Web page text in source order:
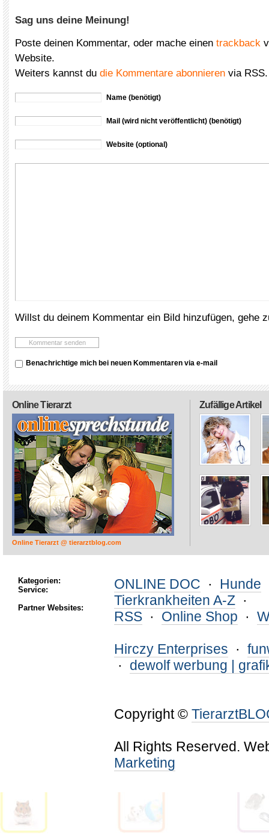
Sag uns deine Meinung!
Poste deinen Kommentar, oder mache einen trackback
Website.
Weiters kannst du die Kommentare abonnieren via RSS.
Name (benötigt)
Mail (wird nicht veröffentlicht) (benötigt)
Website (optional)
Willst du deinem Kommentar ein Bild hinzufügen, gehe
Benachrichtige mich bei neuen Kommentaren via e-mail
Zufällige Artikel
Online Tierarzt
Online Tierarzt @ tierarztblog.com
Kategorien:
Service:
Partner Websites:
ONLINE DOC · Hunde
Tierkrankheiten A-Z ·
RSS · Online Shop ·
Hirczy Enterprises ·
· dewolf werbung |
Copyright ©
All Rights Reserved.
Marketing